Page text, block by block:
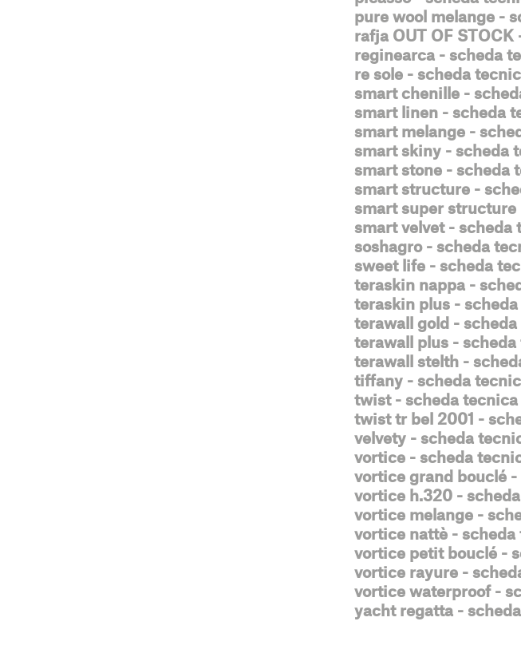
pure wool melange -
rafja OUT OF
reginearca - scheda
re sole - scheda
smart chenille -
smart linen - scheda
smart melange -
smart skiny - scheda
smart stone - scheda
smart structure -
smart super
smart velvet - scheda
soshagro - scheda
sweet life - scheda
teraskin nappa -
teraskin plus -
terawall gold -
terawall plus -
terawall stelth -
tiffany - scheda
twist - scheda tecnica
twist tr bel 2001 -
velvety - scheda
vortice - scheda
vortice grand bouclé
vortice h.320 -
vortice melange -
vortice nattè - scheda
vortice petit bouclé -
vortice rayure -
vortice waterproof -
yacht regatta -